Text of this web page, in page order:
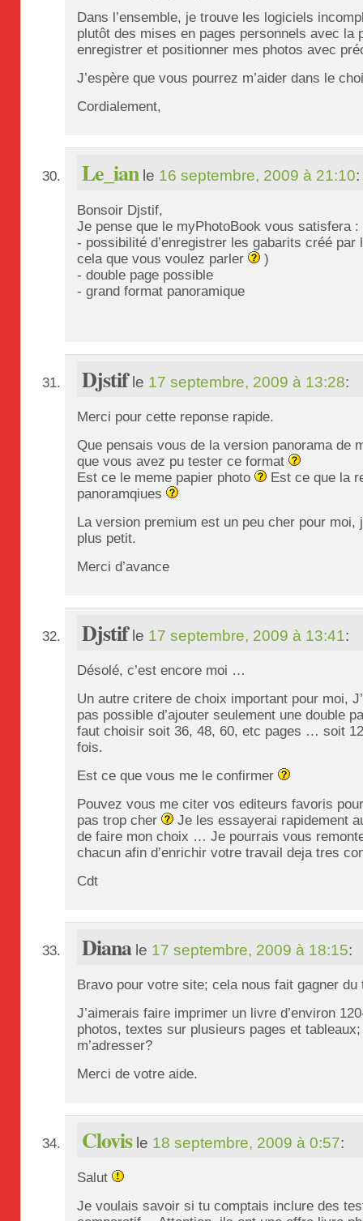
Dans l’ensemble, je trouve les logiciels
plutôt des mises en pages personnels avec la
enregistrer et positionner mes photos avec
J’espère que vous pourrez m’aider dans le
Cordialement,
Le_ian le 16 septembre, 2009 à 21:10:
Bonsoir Djstif,
Je pense que le myPhotoBook vous satisfera :
- possibilité d’enregistrer les gabarits créé par
cela que vous voulez parler
)
- double page possible
- grand format panoramique
Djstif le 17 septembre, 2009 à 13:28:
Merci pour cette reponse rapide.
Que pensais vous de la version panorama de
que vous avez pu tester ce format
Est ce le meme papier photo
Est ce que la
panoramqiues
La version premium est un peu cher pour moi,
plus petit.
Merci d’avance
Djstif le 17 septembre, 2009 à 13:41:
Désolé, c’est encore moi …
Un autre critere de choix important pour moi,
pas possible d’ajouter seulement une double
faut choisir soit 36, 48, 60, etc pages … soit
fois.
Est ce que vous me le confirmer
Pouvez vous me citer vos editeurs favoris
pas trop cher
Je les essayerai rapidement
de faire mon choix … Je pourrais vous
chacun afin d’enrichir votre travail deja tres
Cdt
Dianale 17 septembre, 2009 à 18:15:
Bravo pour votre site; cela nous fait gagner du
J’aimerais faire imprimer un livre d’environ
photos, textes sur plusieurs pages et
m’adresser?
Merci de votre aide.
Clovisle 18 septembre, 2009 à 0:57:
Salut
Je voulais savoir si tu comptais inclure des